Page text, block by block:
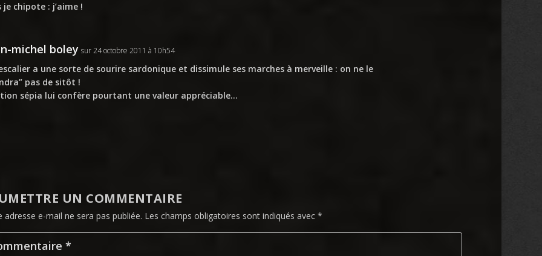
je chipote : j’aime !
michel boley sur 24 octobre 2011 à 10h54
a une sorte de sourire sardonique et dissimule ses marches à merveille : on ne le
pas de sitôt !
sépia lui confère pourtant une valeur appréciable…
UN COMMENTAIRE
adresse e-mail ne sera pas publiée. Les champs obligatoires sont indiqués avec *